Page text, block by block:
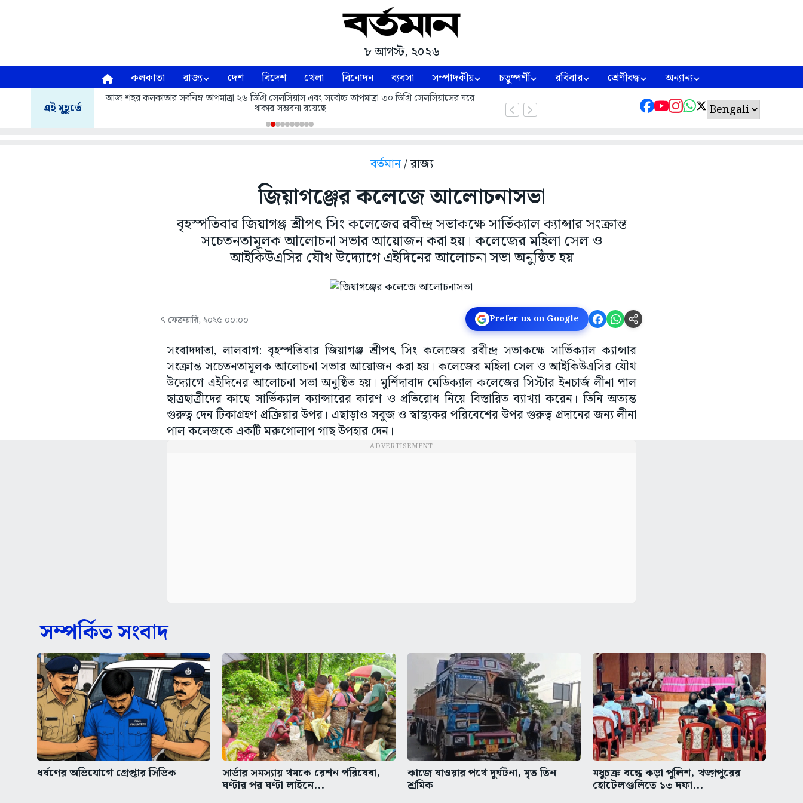
৮ আগস্ট, ২০২৬
কলকাতা রাজ্য দেশ বিদেশ খেলা বিনোদন ব্যবসা সম্পাদকীয় চতুষ্পর্ণী রবিবার শ্রেণীবদ্ধ অন্যান্য
এই মুহূর্তে
আজ শহর কলকাতার সর্বনিম্ন তাপমাত্রা ২৬ ডিগ্রি সেলসিয়াস এবং সর্বোচ্চ তাপমাত্রা ৩০ ডিগ্রি সেলসিয়াসের ঘরে
থাকার সম্ভবনা রয়েছে
বর্তমান/ রাজ্য
জিয়াগঞ্জের কলেজে আলোচনাসভা
বৃহস্পতিবার জিয়াগঞ্জ শ্রীপৎ সিং কলেজের রবীন্দ্র সভাকক্ষে সার্ভিক্যাল ক্যান্সার সংক্রান্ত
সচেতনতামূলক আলোচনা সভার আয়োজন করা হয়। কলেজের মহিলা সেল ও
আইকিউএসির যৌথ উদ্যোগে এইদিনের আলোচনা সভা অনুষ্ঠিত হয়
৭ ফেব্রুয়ারি, ২০২৫ ০০:০০ Prefer us on Google
সংবাদদাতা, লালবাগ: বৃহস্পতিবার জিয়াগঞ্জ শ্রীপৎ সিং কলেজের রবীন্দ্র সভাকক্ষে সার্ভিক্যাল ক্যান্সার
সংক্রান্ত সচেতনতামূলক আলোচনা সভার আয়োজন করা হয়। কলেজের মহিলা সেল ও আইকিউএসির যৌথ
উদ্যোগে এইদিনের আলোচনা সভা অনুষ্ঠিত হয়। মুর্শিদাবাদ মেডিক্যাল কলেজের সিস্টার ইনচার্জ লীনা পাল
ছাত্রছাত্রীদের কাছে সার্ভিক্যাল ক্যান্সারের কারণ ও প্রতিরোধ নিয়ে বিস্তারিত ব্যাখ্যা করেন। তিনি অত্যন্ত
গুরুত্ব দেন টিকাগ্রহণ প্রক্রিয়ার উপর। এছাড়াও সবুজ ও স্বাস্থ্যকর পরিবেশের উপর গুরুত্ব প্রদানের জন্য লীনা
পাল কলেজকে একটি মরুগোলাপ গাছ উপহার দেন।
ADVERTISEMENT
সম্পর্কিত সংবাদ
ধর্ষণের অভিযোগে গ্রেপ্তার সিভিক সার্ভার সমস্যায় থমকে রেশন পরিষেবা,
ঘণ্টার পর ঘণ্টা লাইনে...
কাজে যাওয়ার পথে দুর্ঘটনা, মৃত তিন
শ্রমিক
মধুচক্র বন্ধে কড়া পুলিশ, খড়্গপুরের
হোটেলগুলিতে ১৩ দফা...